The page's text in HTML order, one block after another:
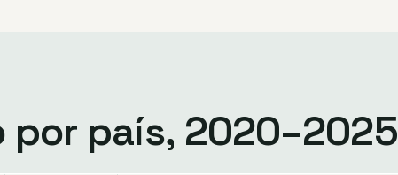
país, 2020–2025